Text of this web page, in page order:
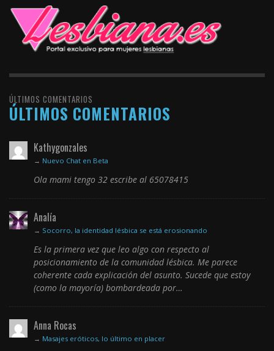
ÚLTIMOS COMENTARIOS
ÚLTIMOS COMENTARIOS
Kathygonzales
→ Nuevo Chat en Beta
Ola mami tengo 32 escribe al 65078415
Analía
→ Socorro, la identidad lésbica se está erosionando
Es la primera vez que leo algo con respecto al
posicionamiento de la comunidad lésbica. Me parece
coherente cada explicación del asunto. Sucede que estoy
(como la mayoría) bombardeada por…
Anna Rocas
→ Masajes eróticos, lo último en placer